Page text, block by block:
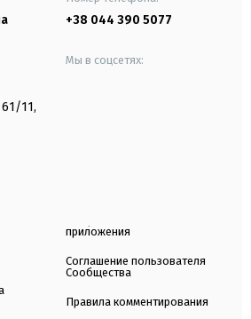
+38 044 390 5077
61/11,
Мы в соцсетях:
приложения
Соглашение пользователя
Сообщества
Правила комментирования